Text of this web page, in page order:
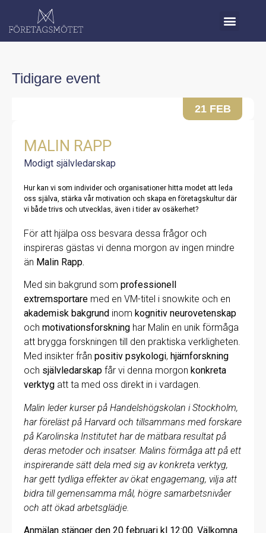
Tidigare event
MALIN RAPP
Modigt självledarskap
Hur kan vi som individer och organisationer hitta modet att leda
oss själva, stärka vår motivation och skapa en företagskultur där
vi både trivs och utvecklas, även i tider av osäkerhet?
För att hjälpa oss besvara dessa frågor och
inspireras gästas vi denna morgon av ingen mindre
än Malin Rapp.
Med sin bakgrund som professionell
extremsportare med en VM-titel i snowkite och en
akademisk bakgrund inom kognitiv neurovetenskap
och motivationsforskning har Malin en unik förmåga
att brygga forskningen till den praktiska verkligheten.
Med insikter från positiv psykologi, hjärnforskning
och självledarskap får vi denna morgon konkreta
verktyg att ta med oss direkt in i vardagen.
Malin leder kurser på Handelshögskolan i Stockholm,
har föreläst på Harvard och tillsammans med forskare
på Karolinska Institutet har de mätbara resultat på
deras metoder och insatser. Malins förmåga att på ett
inspirerande sätt dela med sig av konkreta verktyg,
har gett tydliga effekter av ökat engagemang, vilja att
bidra till gemensamma mål, högre samarbetsnivåer
och att ökad arbetsglädje.
Anmälan stänger den 20 februari kl 12:00. Välkomna
21 FEB